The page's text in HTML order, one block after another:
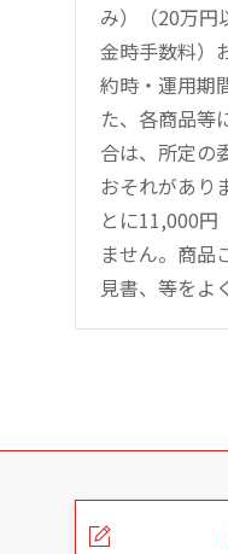
み）（20万円
金時手数料）
約時・運用期
た、各商品等
合は、所定の
おそれがあり
とに11,000円
ません。商品
見書、等をよ
こ